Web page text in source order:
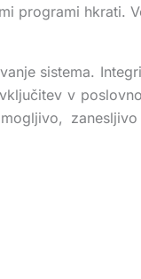
programi hkrati.
sistema.
v